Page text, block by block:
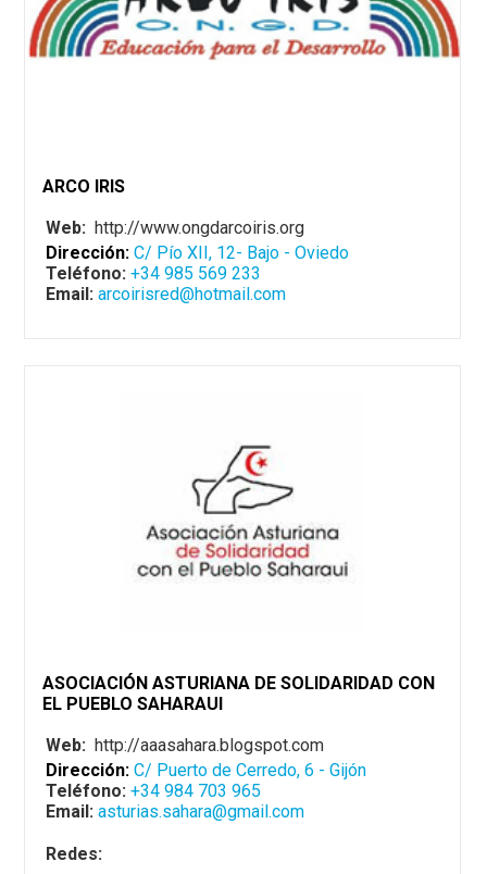
ARCO IRIS
Web:http://www.ongdarcoiris.org
Dirección:C/ Pío XII, 12- Bajo - Oviedo
Teléfono:+34 985 569 233
Email:arcoirisred@hotmail.com
ASOCIACIÓN ASTURIANA DE SOLIDARIDAD CON
EL PUEBLO SAHARAUI
Web:http://aaasahara.blogspot.com
Dirección:C/ Puerto de Cerredo, 6 - Gijón
Teléfono:+34 984 703 965
Email:asturias.sahara@gmail.com
Redes: